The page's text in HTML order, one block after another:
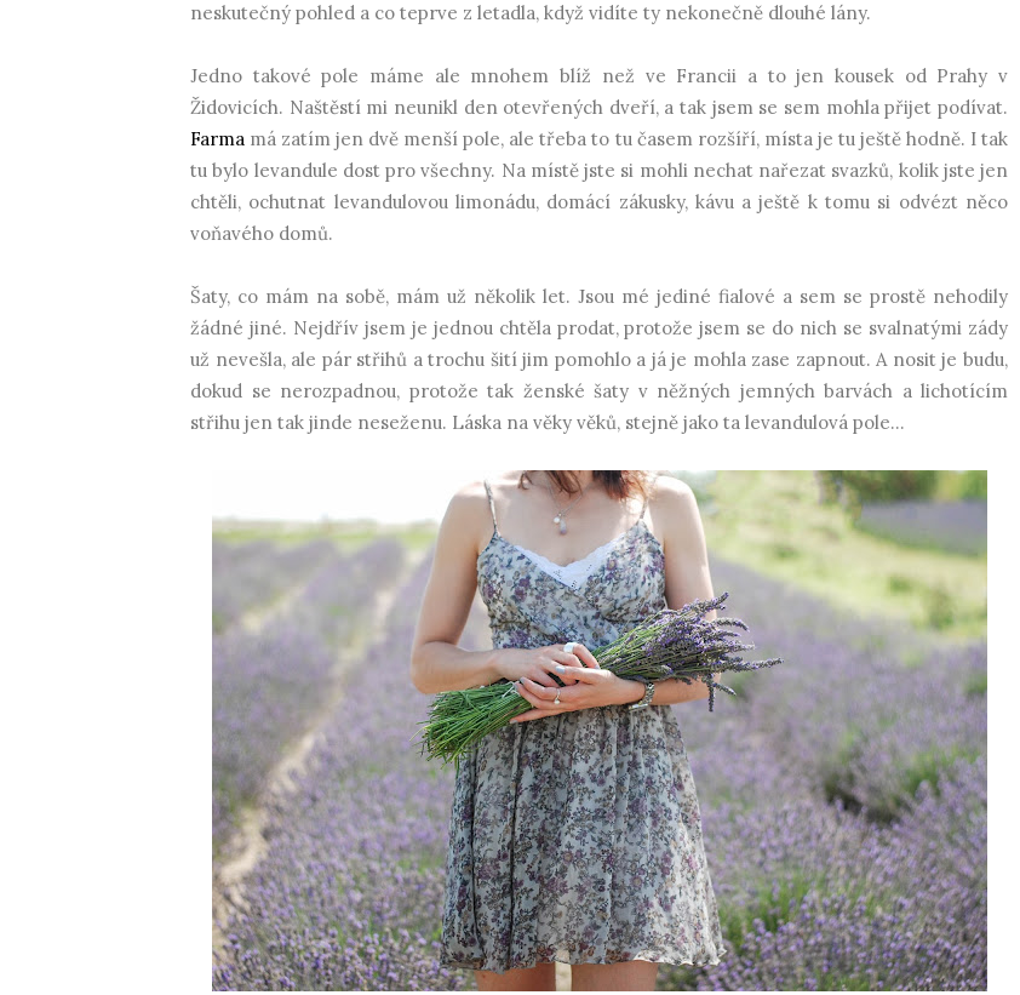
neskutečný pohled a co teprve z letadla, když vidíte ty nekonečně dlouhé lány.
Jedno takové pole máme ale mnohem blíž než ve Francii a to jen kousek od Prahy v
Židovicích. Naštěstí mi neunikl den otevřených dveří, a tak jsem se sem mohla přijet podívat.
Farma má zatím jen dvě menší pole, ale třeba to tu časem rozšíří, místa je tu ještě hodně. I tak
tu bylo levandule dost pro všechny. Na místě jste si mohli nechat nařezat svazků, kolik jste jen
chtěli, ochutnat levandulovou limonádu, domácí zákusky, kávu a ještě k tomu si odvézt něco
voňavého domů.
Šaty, co mám na sobě, mám už několik let. Jsou mé jediné fialové a sem se prostě nehodily
žádné jiné. Nejdřív jsem je jednou chtěla prodat, protože jsem se do nich se svalnatými zády
už nevešla, ale pár střihů a trochu šití jim pomohlo a já je mohla zase zapnout. A nosit je budu,
dokud se nerozpadnou, protože tak ženské šaty v něžných jemných barvách a lichotícím
střihu jen tak jinde neseženu. Láska na věky věků, stejně jako ta levandulová pole...